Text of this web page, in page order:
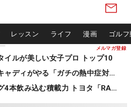
メルマガ登録
レッスン ライフ 漫画 ゴル
イルが美しい女子プロ トップ10
女子プロやキャディがやる「ガチの熱中症対策」
ゴルフバッグ4本飲み込む積載力 トヨタ「RAV4」